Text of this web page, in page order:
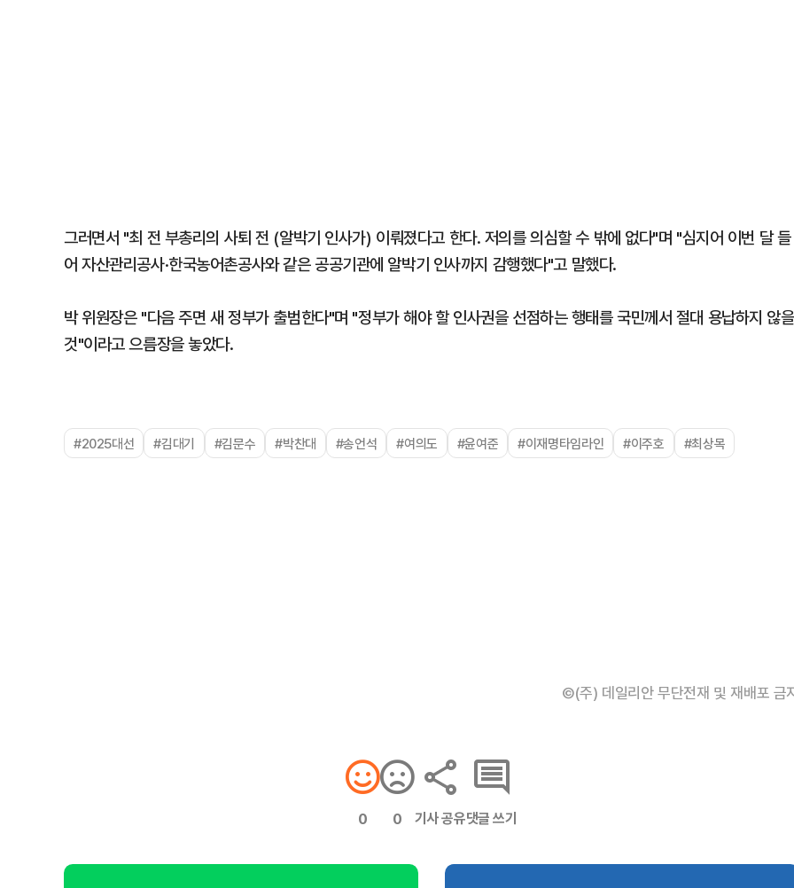
그러면서 "최 전 부총리의 사퇴 전 (알박기 인사가) 이뤄졌다고 한다. 저의를 의심할 수 밖에 없다"며 "심지어 이번 달 들
어 자산관리공사·한국농어촌공사와 같은 공공기관에 알박기 인사까지 감행했다"고 말했다.
박 위원장은 "다음 주면 새 정부가 출범한다"며 "정부가 해야 할 인사권을 선점하는 행태를 국민께서 절대 용납하지 않을
것"이라고 으름장을 놓았다.
#2025대선 #김대기 #김문수 #박찬대 #송언석 #여의도 #윤여준 #이재명타임라인 #이주호 #최상목
©(주) 데일리안 무단전재 및 재배포 금
0 0 기사 공유댓글 쓰기